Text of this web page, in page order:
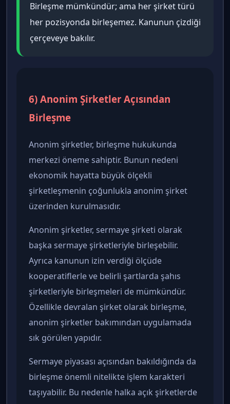
Birleşme mümkündür; ama her şirket türü
her pozisyonda birleşemez. Kanunun çizdiği
çerçeveye bakılır.
6) Anonim Şirketler Açısından
Birleşme
Anonim şirketler, birleşme hukukunda
merkezi öneme sahiptir. Bunun nedeni
ekonomik hayatta büyük ölçekli
şirketleşmenin çoğunlukla anonim şirket
üzerinden kurulmasıdır.
Anonim şirketler, sermaye şirketi olarak
başka sermaye şirketleriyle birleşebilir.
Ayrıca kanunun izin verdiği ölçüde
kooperatiflerle ve belirli şartlarda şahıs
şirketleriyle birleşmeleri de mümkündür.
Özellikle devralan şirket olarak birleşme,
anonim şirketler bakımından uygulamada
sık görülen yapıdır.
Sermaye piyasası açısından bakıldığında da
birleşme önemli nitelikte işlem karakteri
taşıyabilir. Bu nedenle halka açık şirketlerde